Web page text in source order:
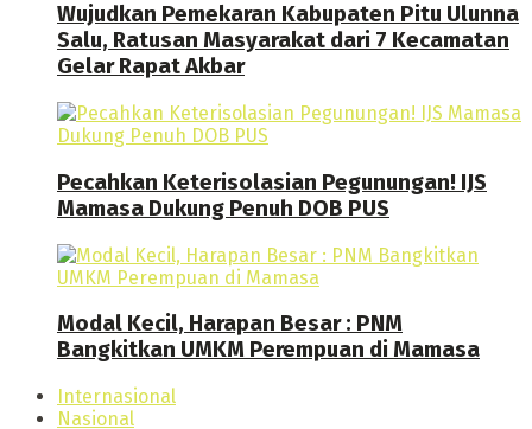
Wujudkan Pemekaran Kabupaten Pitu Ulunna
Salu, Ratusan Masyarakat dari 7 Kecamatan
Gelar Rapat Akbar
Pecahkan Keterisolasian Pegunungan! IJS
Mamasa Dukung Penuh DOB PUS
Modal Kecil, Harapan Besar : PNM
Bangkitkan UMKM Perempuan di Mamasa
Internasional
Nasional